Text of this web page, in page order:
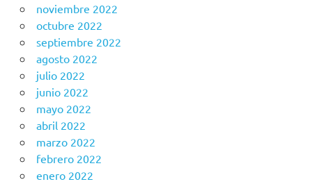
noviembre 2022
octubre 2022
septiembre 2022
agosto 2022
julio 2022
junio 2022
mayo 2022
abril 2022
marzo 2022
febrero 2022
enero 2022